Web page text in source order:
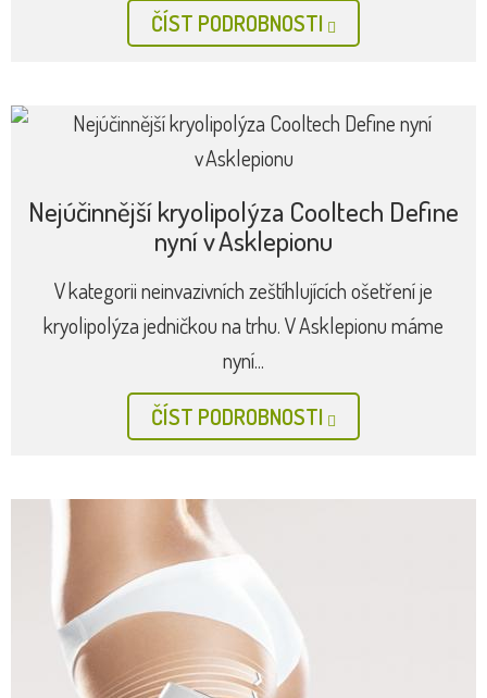
ČÍST PODROBNOSTI
Nejúčinnější kryolipolýza Cooltech Define
nyní v Asklepionu
V kategorii neinvazivních zeštíhlujících ošetření je
kryolipolýza jedničkou na trhu. V Asklepionu máme
nyní...
ČÍST PODROBNOSTI